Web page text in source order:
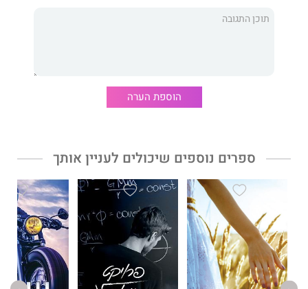
הוספת הערה
ספרים נוספים שיכולים לעניין אותך